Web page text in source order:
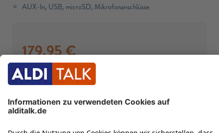
AUX-In, USB, microSD, Mikrofonanschlüsse
179,95€
inkl. Mwst.
Sofort verfügbar